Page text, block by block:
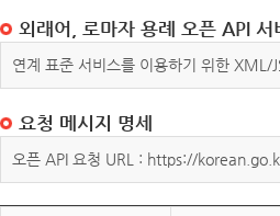
외래어, 로마자 용례 오픈 API 서
연계 표준 서비스를 이용하기 위한 XML/
요청 메시지 명세
오픈 API 요청 URL : https://